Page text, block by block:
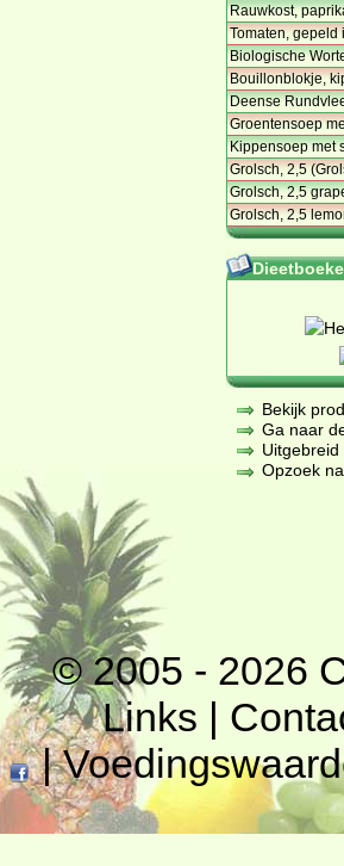
Rauwkost,
Tomaten, gepeld
Biologische
Bouillonblokje,
Deense
Groentensoep
Kippensoep met
Grolsch, 2,5
Grolsch, 2,5
Grolsch, 2,5
Bekijk
Ga naar
Opzoek
© 2005 - 2026
Links |
|